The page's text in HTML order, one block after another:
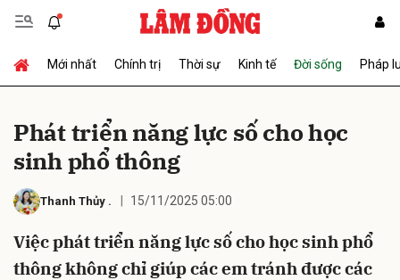
Mới nhất Chính trị Thời sự Kinh tế Đời sống Pháp
Phát triển năng lực số cho học
sinh phổ thông
Thanh Thủy . 15/11/2025 05:00
Việc phát triển năng lực số cho học sinh phổ
thông không chỉ giúp các em tránh được các
Gửi bình luận
Hủy Gửi